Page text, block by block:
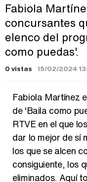
Fabiola
concursantes
elenco del
como puedas'.
0 vistas 15/02/2024
Fabiola Martínez
de 'Baila como
RTVE en el que
dar lo mejor de sí
los que se alcen
consiguiente, los
eliminados. Aquí